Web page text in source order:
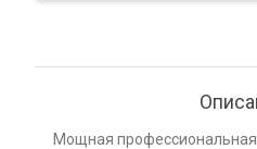
Мощная профессиональная